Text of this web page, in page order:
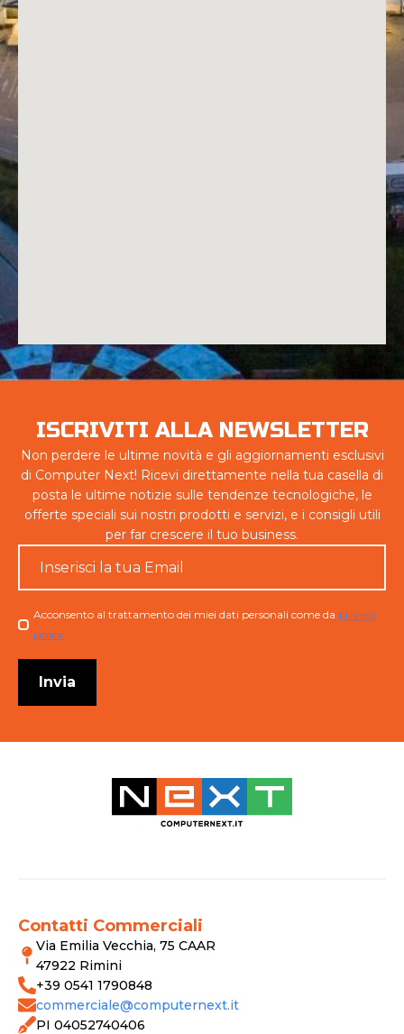
ISCRIVITI ALLA NEWSLETTER
Non perdere le ultime novità e gli aggiornamenti esclusivi
di Computer Next! Ricevi direttamente nella tua casella di
posta le ultime notizie sulle tendenze tecnologiche, le
offerte speciali sui nostri prodotti e servizi, e i consigli utili
per far crescere il tuo business.
Email
Checkbox
Acconsento al trattamento dei miei dati personali come da privacy
policy
Invia
Contatti Commerciali
Via Emilia Vecchia, 75 CAAR
47922 Rimini
+39 0541 1790848
commerciale@computernext.it
PI 04052740406